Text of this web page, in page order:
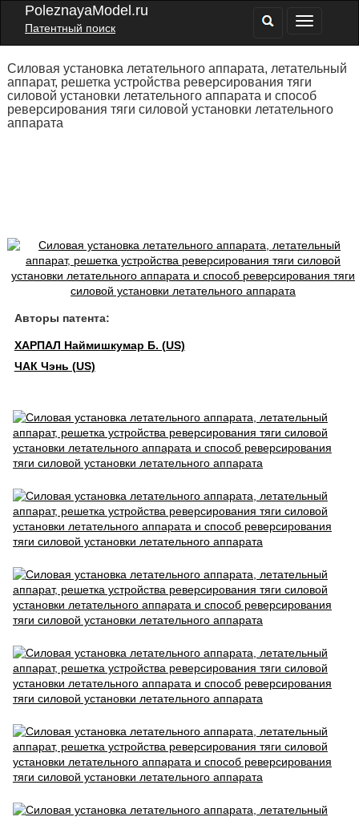
PoleznayaModel.ru
Патентный поиск
Силовая установка летательного аппарата, летательный
аппарат, решетка устройства реверсирования тяги
силовой установки летательного аппарата и способ
реверсирования тяги силовой установки летательного
аппарата
Авторы патента:
ХАРПАЛ Наймишкумар Б. (US)
ЧАК Чэнь (US)